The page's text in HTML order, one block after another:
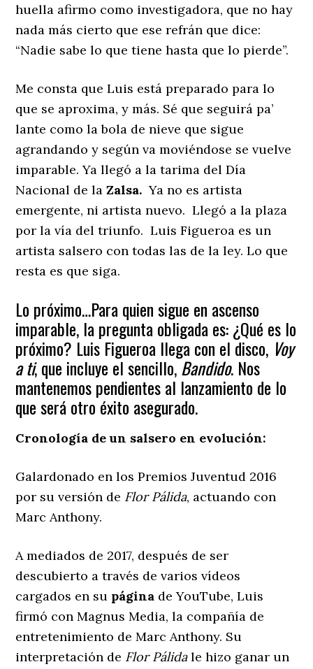
huella afirmo como investigadora, que no hay
nada más cierto que ese refrán que dice:
“Nadie sabe lo que tiene hasta que lo pierde”.
Me consta que Luis está preparado para lo
que se aproxima, y más. Sé que seguirá pa’
lante como la bola de nieve que sigue
agrandando y según va moviéndose se vuelve
imparable. Ya llegó a la tarima del Día
Nacional de laZalsa. Ya no es artista
emergente, ni artista nuevo. Llegó a la plaza
por la vía del triunfo. Luis Figueroa es un
artista salsero con todas las de la ley. Lo que
resta es que siga.
Lo próximo…Para quien sigue en ascenso
imparable, la pregunta obligada es: ¿Qué es lo
próximo? Luis Figueroa llega con el disco, Voy
a ti, que incluye el sencillo,Bandido. Nos
mantenemos pendientes al lanzamiento de lo
que será otro éxito asegurado.
Cronología de un salsero en evolución:
Galardonado en los Premios Juventud 2016
por su versión de Flor Pálida, actuando con
Marc Anthony.
A mediados de 2017, después de ser
descubierto a través de varios vídeos
cargados en su página de YouTube, Luis
firmó con Magnus Media, la compañía de
entretenimiento de Marc Anthony. Su
interpretación de Flor Pálidale hizo ganar un